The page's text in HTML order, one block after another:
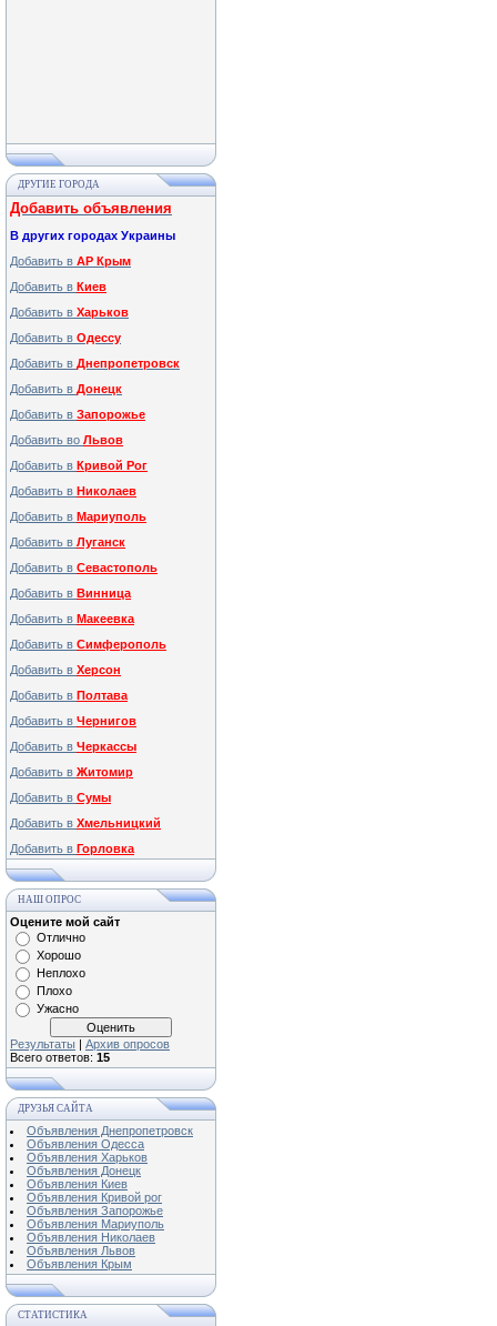
ДРУГИЕ ГОРОДА
Добавить объявления
В других городах Украины
Добавить в АР Крым
Добавить в Киев
Добавить в Харьков
Добавить в Одессу
Добавить в Днепропетровск
Добавить в Донецк
Добавить в Запорожье
Добавить во Львов
Добавить в Кривой Рог
Добавить в Николаев
Добавить в Мариуполь
Добавить в Луганск
Добавить в Севастополь
Добавить в Винница
Добавить в Макеевка
Добавить в Симферополь
Добавить в Херсон
Добавить в Полтава
Добавить в Чернигов
Добавить в Черкассы
Добавить в Житомир
Добавить в Сумы
Добавить в Хмельницкий
Добавить в Горловка
НАШ ОПРОС
Оцените мой сайт
Отлично
Хорошо
Неплохо
Плохо
Ужасно
Результаты | Архив опросов
Всего ответов: 15
ДРУЗЬЯ САЙТА
Объявления Днепропетровск
Объявления Одесса
Объявления Харьков
Объявления Донецк
Объявления Киев
Объявления Кривой рог
Объявления Запорожье
Объявления Мариуполь
Объявления Николаев
Объявления Львов
Объявления Крым
СТАТИСТИКА